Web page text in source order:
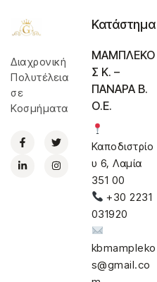
Διαχρονική
Πολυτέλεια
σε
Κοσμήματα
Κατάστημα
ΜΑΜΠΛΕΚΟ
Σ Κ. –
ΠΑΝΑΡΑ Β.
Ο.Ε.
Καποδιστρίο
υ 6, Λαμία
351 00
+30 2231
031920
kbmampleko
s@gmail.co